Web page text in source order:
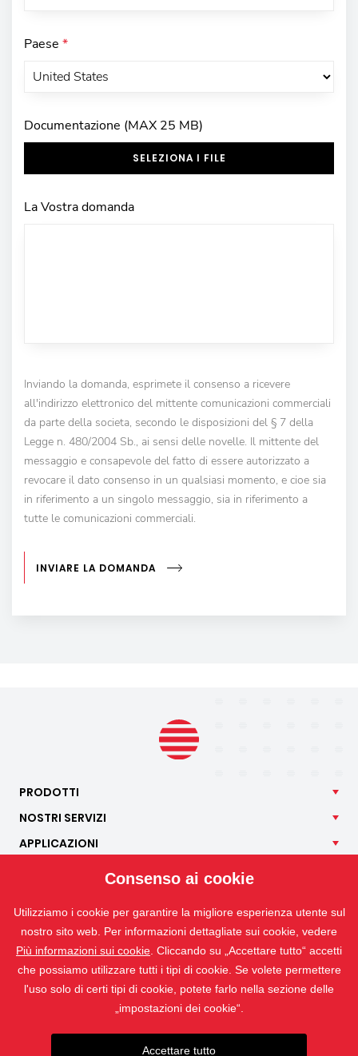
Paese *
Documentazione (MAX 25 MB)
SELEZIONA I FILE
La Vostra domanda
Inviando la domanda, esprimete il consenso a ricevere
all'indirizzo elettronico del mittente comunicazioni commerciali
da parte della societa, secondo le disposizioni del § 7 della
Legge n. 480/2004 Sb., ai sensi delle novelle. Il mittente del
messaggio e consapevole del fatto di essere autorizzato a
revocare il dato consenso in un qualsiasi momento, e cioe sia
in riferimento a un singolo messaggio, sia in riferimento a
tutte le comunicazioni commerciali.
INVIARE LA DOMANDA
PRODOTTI
NOSTRI SERVIZI
APPLICAZIONI
Consenso ai cookie
Utilizziamo i cookie per garantire la migliore esperienza utente sul
nostro sito web. Per informazioni dettagliate sui cookie, vedere
Più informazioni sui cookie . Cliccando su „Accettare tutto“ accetti
che possiamo utilizzare tutti i tipi di cookie. Se volete permettere
l'uso solo di certi tipi di cookie, potete farlo nella sezione delle
„impostazioni dei cookie“.
Accettare tutto